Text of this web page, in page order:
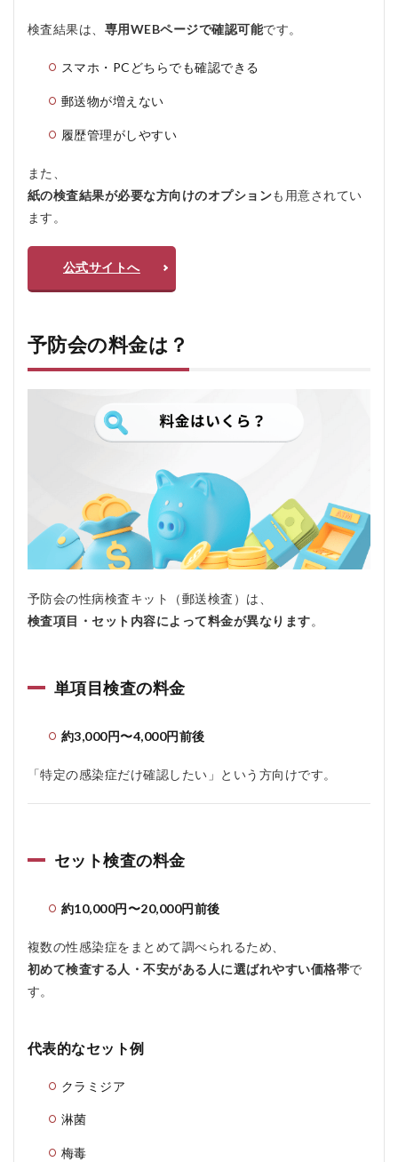
にバ
レる
はあ
せん
後に
た場
合
は？
検査結果は、 専用WEBページで確認可能です。
スマホ・PCどちらでも確認できる
郵送物が増えない
履歴管理がしやすい
また、
紙の検査結果が必要な方向けのオプションも用意されてい
ます。
公式サイトへ
予防会の料金は？
予防会の性病検査キット（郵送検査）は、
検査項目・セット内容によって料金が異なります。
単項目検査の料金
約3,000円〜4,000円前後
「特定の感染症だけ確認したい」という方向けです。
セット検査の料金
約10,000円〜20,000円前後
複数の性感染症をまとめて調べられるため、
初めて検査する人・不安がある人に選ばれやすい価格帯で
す。
代表的なセット例
クラミジア
淋菌
梅毒